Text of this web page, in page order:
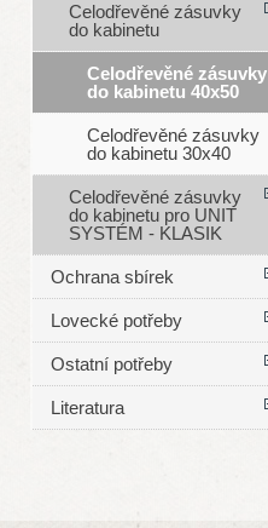
Celodřevěné zásuvky
do kabinetu
Celodřevěné zásuvky
do kabinetu 40x50
Celodřevěné zásuvky
do kabinetu 30x40
Celodřevěné zásuvky
do kabinetu pro UNIT
SYSTÉM - KLASIK
Ochrana sbírek
Lovecké potřeby
Ostatní potřeby
Literatura